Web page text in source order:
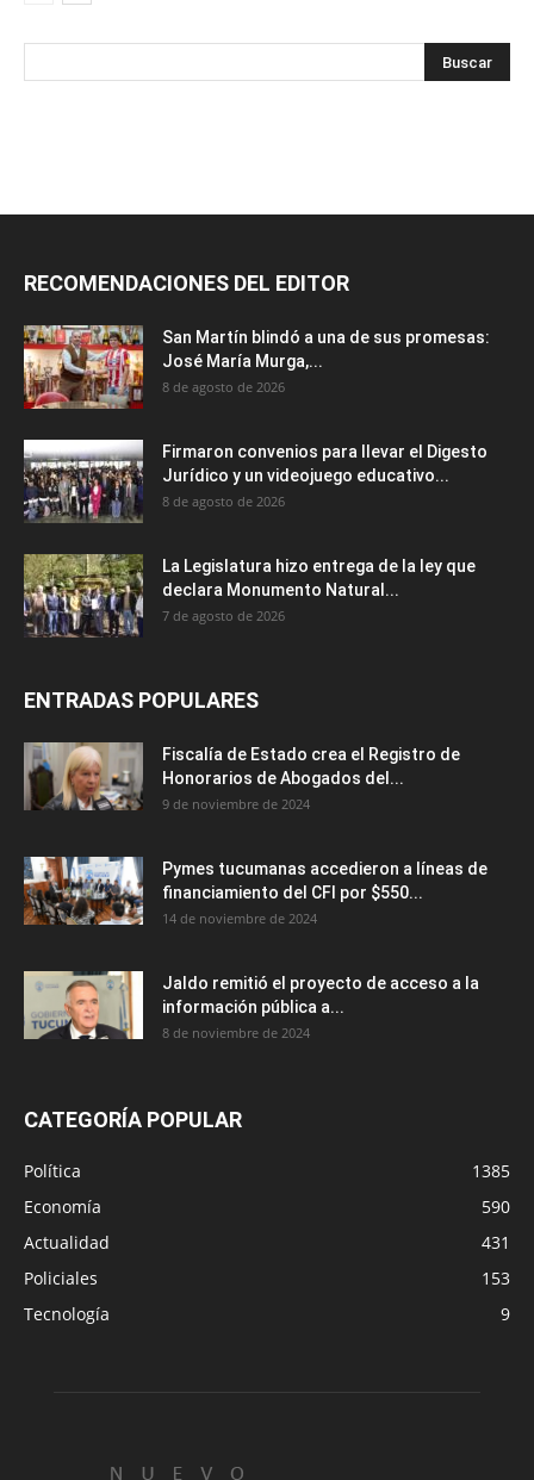
RECOMENDACIONES DEL EDITOR
San Martín blindó a una de sus promesas:
José María Murga,...
8 de agosto de 2026
Firmaron convenios para llevar el Digesto
Jurídico y un videojuego educativo...
8 de agosto de 2026
La Legislatura hizo entrega de la ley que
declara Monumento Natural...
7 de agosto de 2026
ENTRADAS POPULARES
Fiscalía de Estado crea el Registro de
Honorarios de Abogados del...
9 de noviembre de 2024
Pymes tucumanas accedieron a líneas de
financiamiento del CFI por $550...
14 de noviembre de 2024
Jaldo remitió el proyecto de acceso a la
información pública a...
8 de noviembre de 2024
CATEGORÍA POPULAR
Política
1385
Economía
590
Actualidad
431
Policiales
153
Tecnología
9